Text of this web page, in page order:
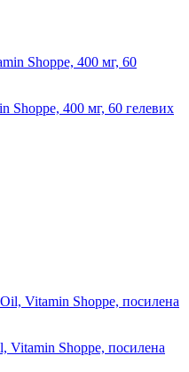
Shoppe, 400 мг, 60 гелевих
Vitamin Shoppe, посилена